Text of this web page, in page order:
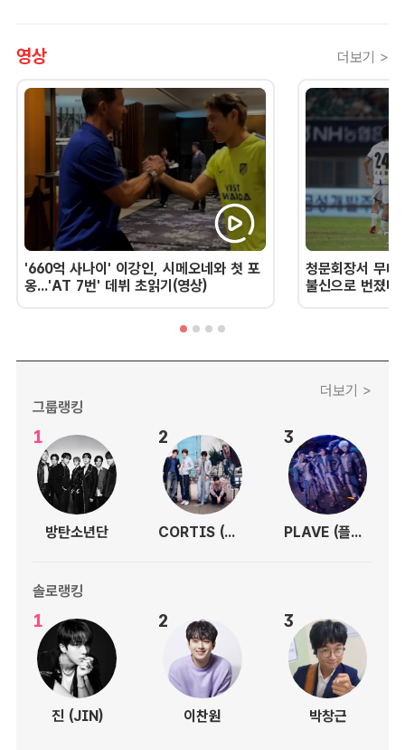
영상 더보기 >
'660억 사나이' 이강인, 시메오네와 첫 포
옹...'AT 7번' 데뷔 초읽기(영상)
청문회장서 무너
불신으로 번졌
더보기 >
그룹랭킹
1
방탄소년단
2
CORTIS (코르티스)
3
PLAVE (플레이브)
솔로랭킹
1
진 (JIN)
2
이찬원
3
박창근